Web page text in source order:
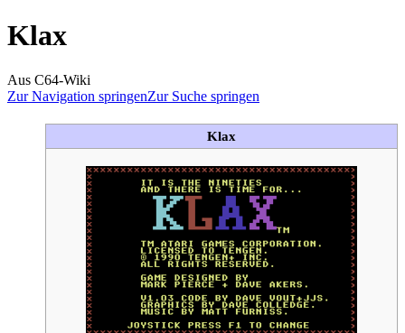
Klax
Aus C64-Wiki
Zur Navigation springenZur Suche springen
Klax